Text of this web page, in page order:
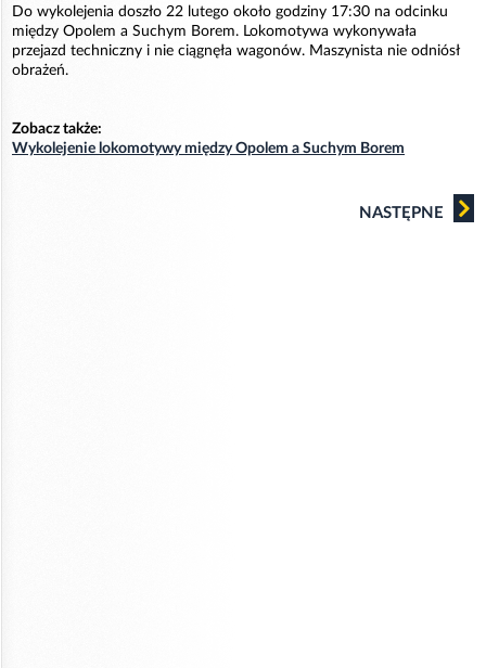
Do wykolejenia doszło 22 lutego około godziny 17:30 na odcinku
między Opolem a Suchym Borem. Lokomotywa wykonywała
przejazd techniczny i nie ciągnęła wagonów. Maszynista nie odniósł
obrażeń.
Zobacz także:
Wykolejenie lokomotywy między Opolem a Suchym Borem
NASTĘPNE